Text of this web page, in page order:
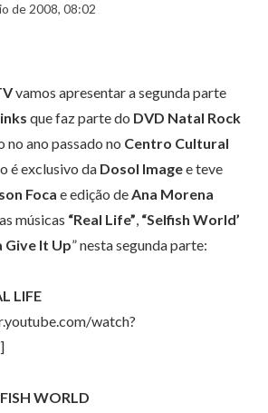
de 2008, 08:02
vamos apresentar a segunda parte
que faz parte do DVD Natal Rock
no ano passado no Centro Cultural
é exclusivo da Dosol Imagee teve
Foca e edição deAna Morena
músicas “Real Life”, “Selfish World’
Give It Up” nesta segunda parte:
LIFE
watch?
WORLD